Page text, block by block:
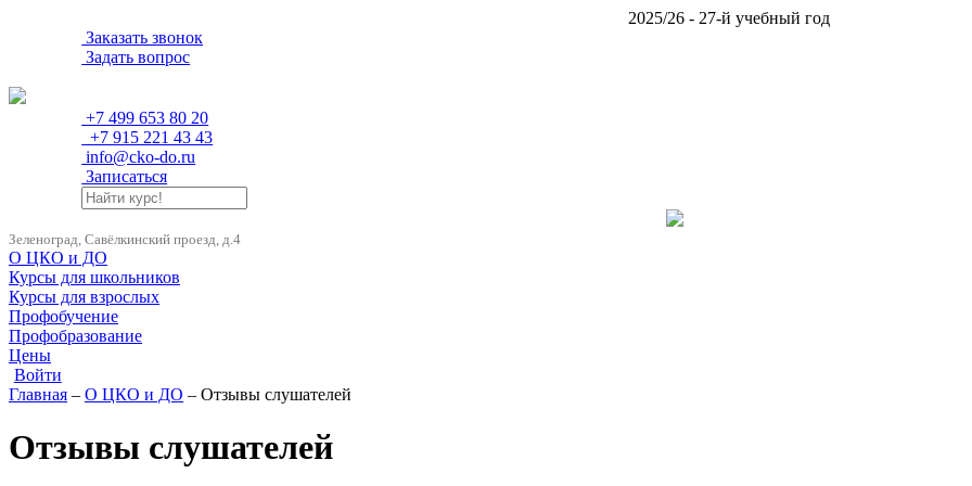
2025/26 - 27-й учебный год
Заказать звонок
Задать вопрос
+7 499 653 80 20
+7 915 221 43 43
info@cko-do.ru
Записаться
Зеленоград, Савёлкинский проезд, д.4
О ЦКО и ДО
Курсы для школьников
Курсы для взрослых
Профобучение
Профобразование
Цены
Войти
Главная – О ЦКО и ДО – Отзывы слушателей
Отзывы слушателей